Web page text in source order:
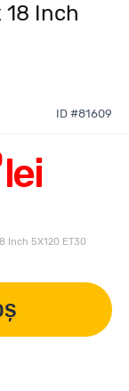
18 Inch
ID #81609
lei
Inch 5X120 ET30